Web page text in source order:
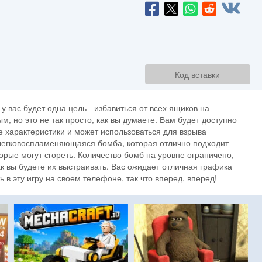
Код вставки
вас будет одна цель - избавиться от всех ящиков на
но это не так просто, как вы думаете. Вам будет доступно
и может использоваться для взрыва
бомба, которая отлично подходит
могут сгореть. Количество бомб на уровне ограничено,
вы будете их выстраивать. Вас ожидает отличная графика
эту игру на своем телефоне, так что вперед, вперед!